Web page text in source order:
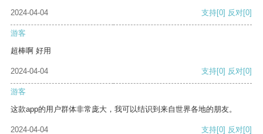
2024-04-04 支持[0] 反对[0]
游客
超棒啊 好用
2024-04-04 支持[0] 反对[0]
游客
这款app的用户群体非常庞大，我可以结识到来自世界各地的朋友。
2024-04-04 支持[0] 反对[0]